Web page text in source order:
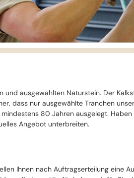
ausgewählten Naturstein. Der
dass nur ausgewählte Tranchen
80 Jahren ausgelegt.
Angebot unterbreiten.
Ihnen nach Auftragserteilung eine